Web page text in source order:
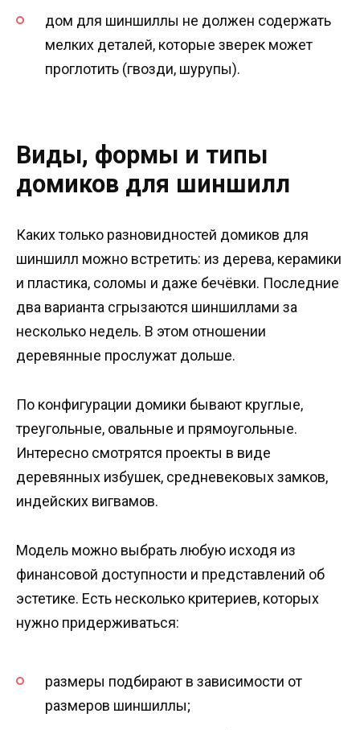
дом для шиншиллы не должен содержать
мелких деталей, которые зверек может
проглотить (гвозди, шурупы).
Виды, формы и типы
домиков для шиншилл
Каких только разновидностей домиков для
шиншилл можно встретить: из дерева, керамики
и пластика, соломы и даже бечёвки. Последние
два варианта сгрызаются шиншиллами за
несколько недель. В этом отношении
деревянные прослужат дольше.
По конфигурации домики бывают круглые,
треугольные, овальные и прямоугольные.
Интересно смотрятся проекты в виде
деревянных избушек, средневековых замков,
индейских вигвамов.
Модель можно выбрать любую исходя из
финансовой доступности и представлений об
эстетике. Есть несколько критериев, которых
нужно придерживаться:
размеры подбирают в зависимости от
размеров шиншиллы;